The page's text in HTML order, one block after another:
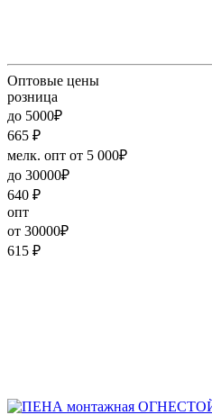
Оптовые цены
розница
до 5000₽
665 ₽
мелк. опт от 5 000₽
до 30000₽
640 ₽
опт
от 30000₽
615 ₽